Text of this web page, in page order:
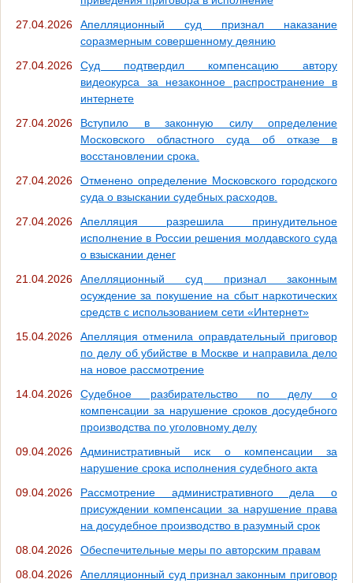
27.04.2026
Апелляционный суд признал наказание
соразмерным совершенному деянию
27.04.2026
Суд подтвердил компенсацию автору
видеокурса за незаконное распространение в
интернете
27.04.2026
Вступило в законную силу определение
Московского областного суда об отказе в
восстановлении срока.
27.04.2026
Отменено определение Московского городского
суда о взыскании судебных расходов.
27.04.2026
Апелляция разрешила принудительное
исполнение в России решения молдавского суда
о взыскании денег
21.04.2026
Апелляционный суд признал законным
осуждение за покушение на сбыт наркотических
средств с использованием сети «Интернет»
15.04.2026
Апелляция отменила оправдательный приговор
по делу об убийстве в Москве и направила дело
на новое рассмотрение
14.04.2026
Судебное разбирательство по делу о
компенсации за нарушение сроков досудебного
производства по уголовному делу
09.04.2026
Административный иск о компенсации за
нарушение срока исполнения судебного акта
09.04.2026
Рассмотрение административного дела о
присуждении компенсации за нарушение права
на досудебное производство в разумный срок
08.04.2026
Обеспечительные меры по авторским правам
08.04.2026
Апелляционный суд признал законным приговор